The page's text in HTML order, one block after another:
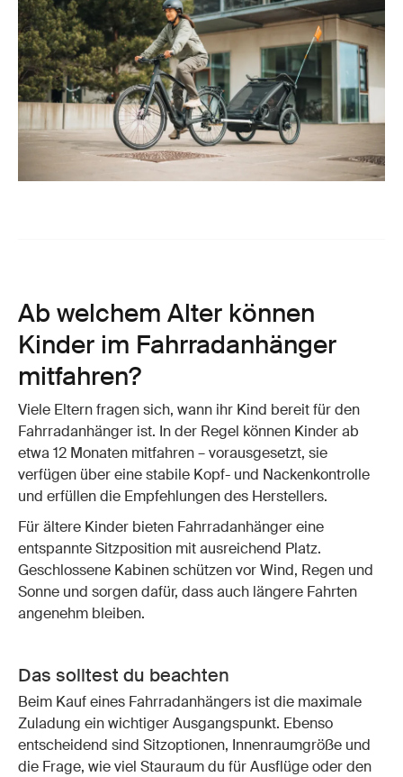
Ab welchem Alter können
Kinder im Fahrradanhänger
mitfahren?
Viele Eltern fragen sich, wann ihr Kind bereit für den
Fahrradanhänger ist. In der Regel können Kinder ab
etwa 12 Monaten mitfahren – vorausgesetzt, sie
verfügen über eine stabile Kopf- und Nackenkontrolle
und erfüllen die Empfehlungen des Herstellers.
Für ältere Kinder bieten Fahrradanhänger eine
entspannte Sitzposition mit ausreichend Platz.
Geschlossene Kabinen schützen vor Wind, Regen und
Sonne und sorgen dafür, dass auch längere Fahrten
angenehm bleiben.
Das solltest du beachten
Beim Kauf eines Fahrradanhängers ist die maximale
Zuladung ein wichtiger Ausgangspunkt. Ebenso
entscheidend sind Sitzoptionen, Innenraumgröße und
die Frage, wie viel Stauraum du für Ausflüge oder den